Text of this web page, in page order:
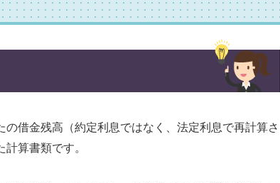
借金残高（約定利息ではなく、法定利息で再計算さ
算書類です。